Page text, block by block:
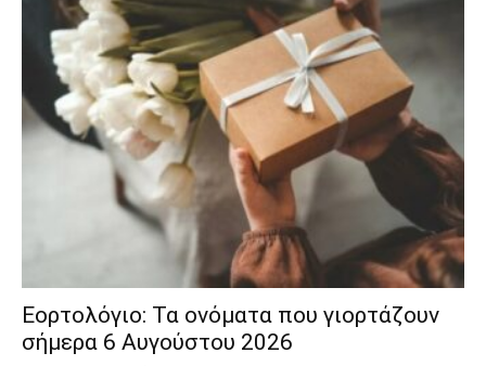
Εορτολόγιο: Τα ονόματα που γιορτάζουν
σήμερα 6 Αυγούστου 2026